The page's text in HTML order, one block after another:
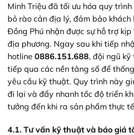
Minh Triệu đã tối ưu hóa quy
bỏ rào cản địa lý, đảm bảo khách
Đồng Phú nhận được sự hỗ trợ
địa phương. Ngay sau khi tiếp
hotline 0886.151.688, đội ngũ
tiếp qua các nền tảng số để
yêu cầu kỹ thuật. Quy trình này
đi lại và đẩy nhanh tốc độ triển
tưởng đến khi ra sản phẩm thực
4.1. Tư vấn kỹ thuật và báo giá